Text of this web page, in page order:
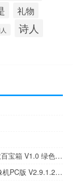
礼物
诗人
网络急救百宝箱 V1.0 绿色免费版（网络急救百宝箱 V1.0 绿色免费版功能简介）
KK录像机PC版 V2.9.1.2 永久VIP版（KK录像机PC版 V2.9.1.2 永久VIP版功能简介）